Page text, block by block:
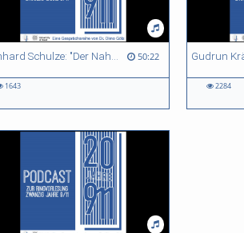
Reinhard Schulze: "Der Nahe und Mittlere Osten zwanzig Jahre nach dem 11. September 2001: Daynamiken und Prozesse des Wandels" 50:22
1643
2284